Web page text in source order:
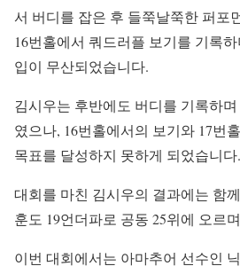
서 버디를 잡은 후 들쭉날쭉한 퍼포
16번홀에서 쿼드러플 보기를 기록
입이 무산되었습니다.
김시우는 후반에도 버디를 기록하
였으나, 16번홀에서의 보기와 17번
목표를 달성하지 못하게 되었습니다.
대회를 마친 김시우의 결과에는 함
훈도 19언더파로 공동 25위에 오르
이번 대회에서는 아마추어 선수인